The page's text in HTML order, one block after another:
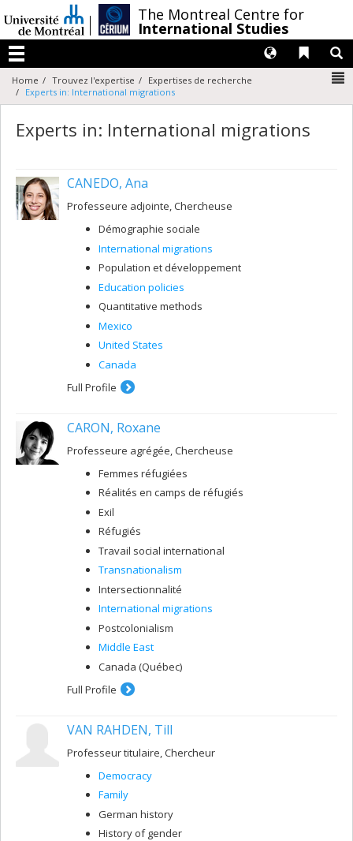
au
contenu
The Montreal Centre for
International Studies
Menu
Liens
Langues
Home Trouvez l'expertise
Expertises de recherche
Experts in: International migrations
Experts in: International migrations
CANEDO, Ana
Professeure adjointe, Chercheuse
Démographie sociale
International migrations
Population et développement
Education policies
Quantitative methods
Mexico
United States
Canada
Full Profile
CARON, Roxane
Professeure agrégée, Chercheuse
Femmes réfugiées
Réalités en camps de réfugiés
Exil
Réfugiés
Travail social international
Transnationalism
Intersectionnalité
International migrations
Postcolonialism
Middle East
Canada (Québec)
Full Profile
VAN RAHDEN, Till
Professeur titulaire, Chercheur
Democracy
Family
German history
History of gender